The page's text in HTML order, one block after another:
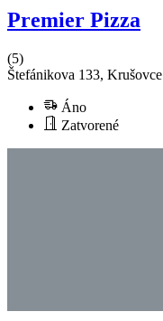
Premier Pizza
(5)
Štefánikova 133, Krušovce
Áno
Zatvorené